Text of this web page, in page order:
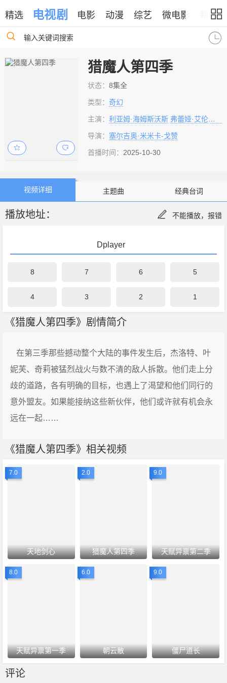
精选 电视剧 电影 动漫 综艺 微电影 新闻
输入关键词搜索
猎魔人第四季
状态：8集全
类型：奇幻
主演：利亚姆·海姆斯沃斯 弗蕾娅·艾伦
导演：塞尔吉奥·米米卡-戈赞
首播时间： 2025-10-30
视频详细 主题曲 经典台词
播放地址： 不能播放，报错
Dplayer
8 7 6 5
4 3 2 1
《猎魔人第四季》剧情简介
在第三季那些撼动整个大陆的事件发生后，杰洛特、叶
妮芙、奇莉被猛烈战火与数不清的敌人拆散。他们走上分
歧的道路，各有明确的目标，也遇上了渴望和他们同行的
意外盟友。如果能接纳这些新伙伴，他们或许就有机会永
远在一起……
《猎魔人第四季》相关视频
7.0
天地剑心
2.0
猎魔人第四季
9.0
天赋异禀第二季
8.0
天赋异禀第一季
6.0
朝云散
9.0
僵尸道长
评论